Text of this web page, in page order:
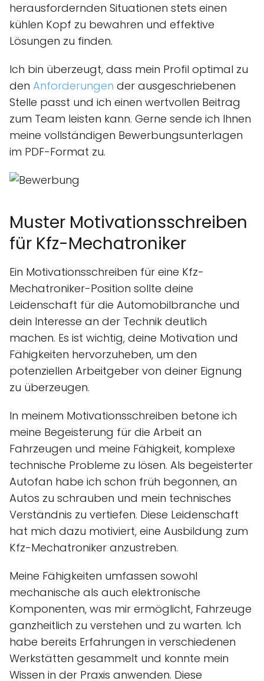
herausfordernden Situationen stets einen
kühlen Kopf zu bewahren und effektive
Lösungen zu finden.
Ich bin überzeugt, dass mein Profil optimal zu
den Anforderungen der ausgeschriebenen
Stelle passt und ich einen wertvollen Beitrag
zum Team leisten kann. Gerne sende ich Ihnen
meine vollständigen Bewerbungsunterlagen
im PDF-Format zu.
Muster Motivationsschreiben
für Kfz-Mechatroniker
Ein Motivationsschreiben für eine Kfz-
Mechatroniker-Position sollte deine
Leidenschaft für die Automobilbranche und
dein Interesse an der Technik deutlich
machen. Es ist wichtig, deine Motivation und
Fähigkeiten hervorzuheben, um den
potenziellen Arbeitgeber von deiner Eignung
zu überzeugen.
In meinem Motivationsschreiben betone ich
meine Begeisterung für die Arbeit an
Fahrzeugen und meine Fähigkeit, komplexe
technische Probleme zu lösen. Als begeisterter
Autofan habe ich schon früh begonnen, an
Autos zu schrauben und mein technisches
Verständnis zu vertiefen. Diese Leidenschaft
hat mich dazu motiviert, eine Ausbildung zum
Kfz-Mechatroniker anzustreben.
Meine Fähigkeiten umfassen sowohl
mechanische als auch elektronische
Komponenten, was mir ermöglicht, Fahrzeuge
ganzheitlich zu verstehen und zu warten. Ich
habe bereits Erfahrungen in verschiedenen
Werkstätten gesammelt und konnte mein
Wissen in der Praxis anwenden. Diese